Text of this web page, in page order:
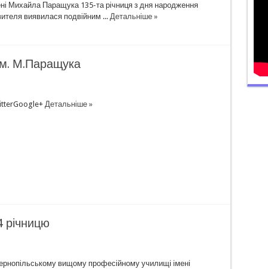
Михайла Паращука 135-та річниця з дня народження
виявилася подвійним ... Детальніше »
М.Паращука
Детальніше »
річницю
вищому професійному училищі імені